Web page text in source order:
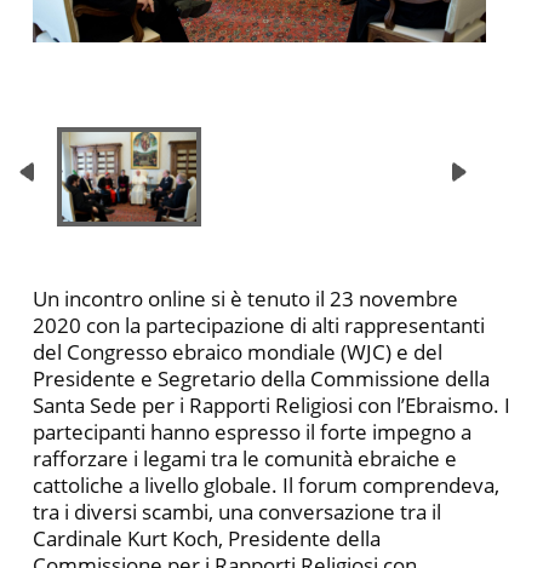
Un incontro online si è tenuto il 23 novembre
2020 con la partecipazione di alti rappresentanti
del Congresso ebraico mondiale (WJC) e del
Presidente e Segretario della Commissione della
Santa Sede per i Rapporti Religiosi con l’Ebraismo. I
partecipanti hanno espresso il forte impegno a
rafforzare i legami tra le comunità ebraiche e
cattoliche a livello globale. Il forum comprendeva,
tra i diversi scambi, una conversazione tra il
Cardinale Kurt Koch, Presidente della